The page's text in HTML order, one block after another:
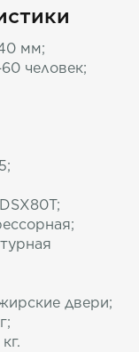
мм;
человек;
двери;